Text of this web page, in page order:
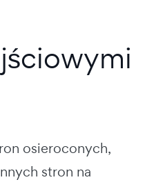
osieroconych,
stron na